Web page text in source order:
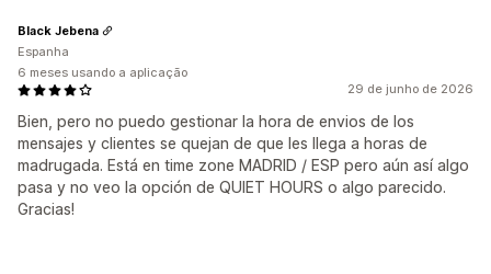
29 de junho de 2026
Bien, pero no puedo gestionar la hora de envios de los
mensajes y clientes se quejan de que les llega a horas de
madrugada. Está en time zone MADRID / ESP pero aún así algo
pasa y no veo la opción de QUIET HOURS o algo parecido.
Gracias!
Black Jebena
Espanha
6 meses usando a aplicação